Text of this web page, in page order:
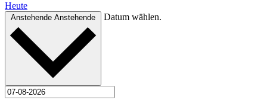
Heute
Anstehende Anstehende Datum wählen.